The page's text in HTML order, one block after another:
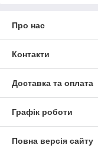
Про нас
Контакти
Доставка та оплата
Графік роботи
Повна версія сайту